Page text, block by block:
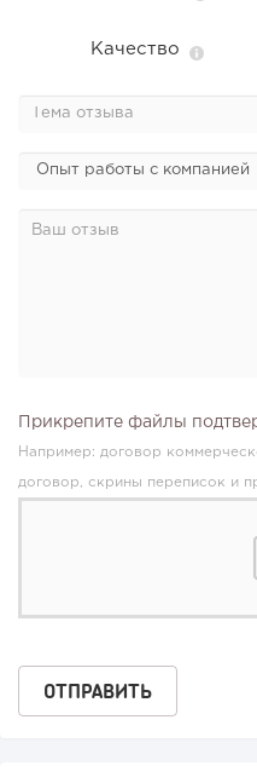
Качество
Прикрепите файлы
Например: договор
договор, скрины переписок и